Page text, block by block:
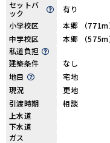
セットバ
ック
有り
小学校区
本郷 （771m
中学校区
本郷 （575m
私道負担
建築条件
なし
地目
宅地
現況
更地
引渡時期
相談
上水道
下水道
ガス